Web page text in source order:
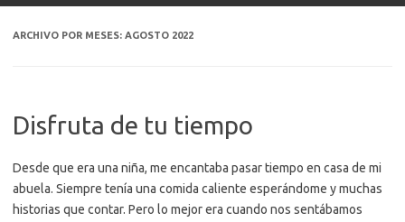
ARCHIVO POR MESES: AGOSTO 2022
Disfruta de tu tiempo
Desde que era una niña, me encantaba pasar tiempo en casa de mi
abuela. Siempre tenía una comida caliente esperándome y muchas
historias que contar. Pero lo mejor era cuando nos sentábamos